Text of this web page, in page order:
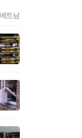
베트남